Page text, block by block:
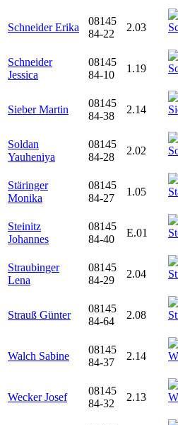
Schneider Erika
08145
84-22
2.03
Schneider
Jessica
08145
84-10
1.19
Sieber Martin
08145
84-38
2.14
Soldan
Yauheniya
08145
84-28
2.02
Stäringer
Monika
08145
84-27
1.05
Steinitz
Johannes
08145
84-40
E.01
Straubinger
Lena
08145
84-29
2.04
Strauß Günter
08145
84-64
2.08
Walch Sabine
08145
84-37
2.14
Wecker Josef
08145
84-32
2.13